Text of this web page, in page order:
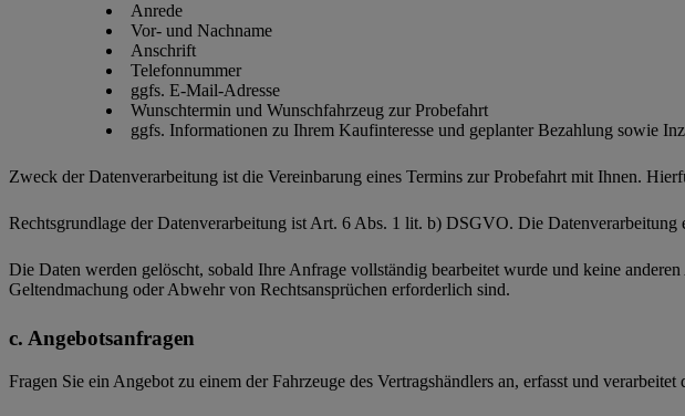
Anrede
Vor- und Nachname
Anschrift
Telefonnummer
ggfs. E-Mail-Adresse
Wunschtermin und Wunschfahrzeug zur Probefahrt
ggfs. Informationen zu Ihrem Kaufinteresse und geplanter Bezahlung sowie
Zweck der Datenverarbeitung ist die Vereinbarung eines Termins zur Probefahrt mit Ihnen.
Rechtsgrundlage der Datenverarbeitung ist Art. 6 Abs. 1 lit. b) DSGVO. Die
Die Daten werden gelöscht, sobald Ihre Anfrage vollständig bearbeitet wurde und keine
Geltendmachung oder Abwehr von Rechtsansprüchen erforderlich sind.
Angebotsanfragen
Fragen Sie ein Angebot zu einem der Fahrzeuge des Vertragshändlers an, erfasst und